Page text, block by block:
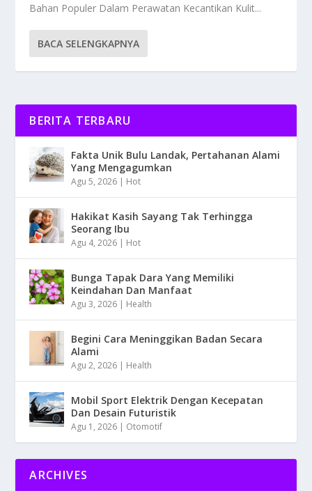
Bahan Populer Dalam Perawatan Kecantikan Kulit...
BACA SELENGKAPNYA
BERITA TERBARU
Fakta Unik Bulu Landak, Pertahanan Alami
Yang Mengagumkan
Agu 5, 2026 | Hot
Hakikat Kasih Sayang Tak Terhingga
Seorang Ibu
Agu 4, 2026 | Hot
Bunga Tapak Dara Yang Memiliki
Keindahan Dan Manfaat
Agu 3, 2026 | Health
Begini Cara Meninggikan Badan Secara
Alami
Agu 2, 2026 | Health
Mobil Sport Elektrik Dengan Kecepatan
Dan Desain Futuristik
Agu 1, 2026 | Otomotif
ARCHIVES